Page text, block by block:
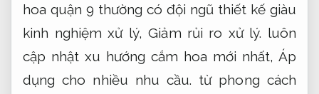
hoa quận 9 thường có đội ngũ thiết kế giàu
kinh nghiệm xử lý,Giảm rủi ro xử lý. luôn
cập nhật xu hướng cắm hoa mới nhất, Áp
dụng cho nhiều nhu cầu. từ phong cách